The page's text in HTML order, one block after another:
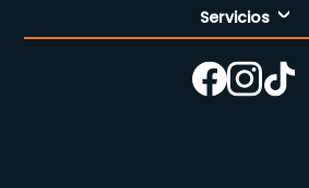
Nuestra empresa
Cómo comprar
Nuestras tiendas
Servicios
Enfermería